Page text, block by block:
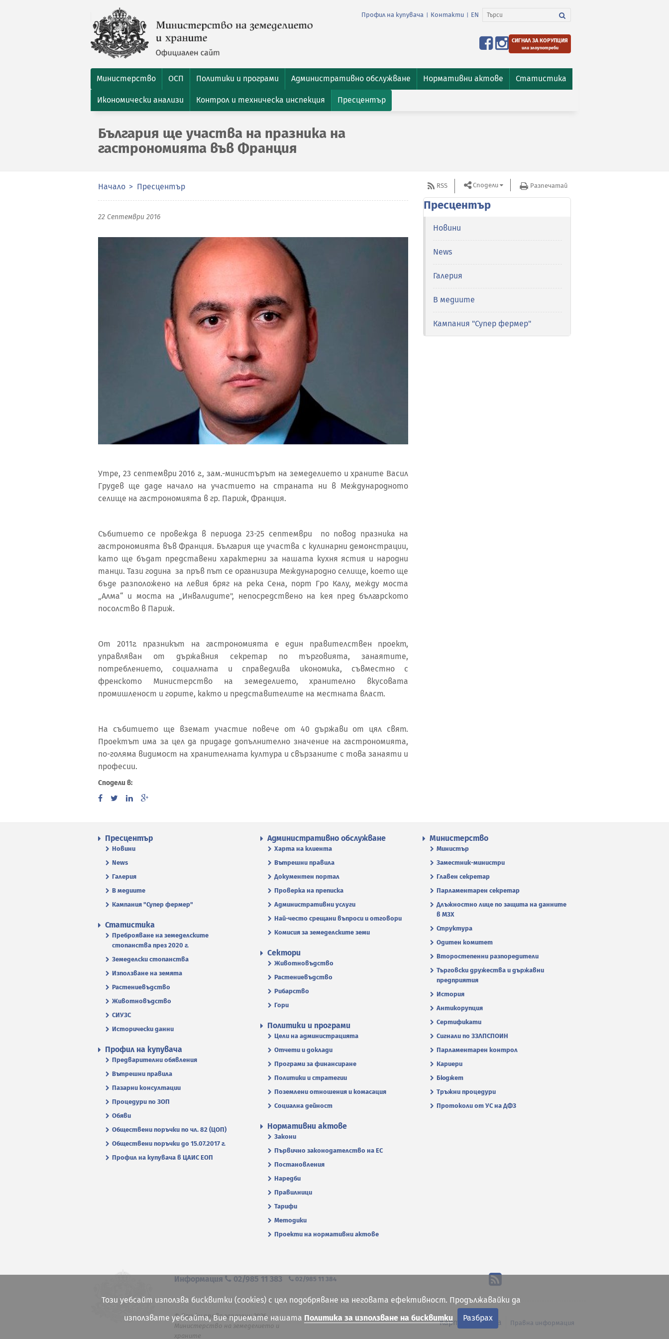
Профил на купувача Контакти EN
СИГНАЛ ЗА КОРУПЦИЯ
или злоупотреби
Министерство ОСП Политики и програми Административно обслужване Нормативни актове Статистика
Икономически анализи Контрол и техническа инспекция Пресцентър
България ще участва на празника на
гастрономията във Франция
Начало Пресцентър
22 Септември 2016
Утре, 23 септември 2016 г., зам.-министърът на земеделието и храните Васил
Грудев ще даде начало на участието на страната ни в Международното
селище на гастрономията в гр. Париж, Франция.
Събитието се провежда в периода 23-25 септември по повод празника на
гастрономията във Франция. България ще участва с кулинарни демонстрации,
като ще бъдат представени характерни за нашата кухня ястия и народни
танци. Тази година за пръв път се организира Международно селище, което ще
бъде разположено на левия бряг на река Сена, порт Гро Калу, между моста
„Алма“ и моста на „Инвалидите", непосредствено на кея пред българското
посолство в Париж.
От 2011г. празникът на гастрономията е един правителствен проект,
управляван от държавния секретар по търговията, занаятите,
потреблението, социалната и справедлива икономика, съвместно с
френското Министерство на земеделието, хранително вкусовата
промишленост и горите, както и представителите на местната власт.
На събитието ще вземат участие повече от 40 държави от цял свят.
Проектът има за цел да придаде допълнително значение на гастрономията,
по-голяма видимост на хранителната култура и свързаните с това занаяти и
професии.
Сподели в:
RSS Сподели Разпечатай
Пресцентър
Новини
News
Галерия
В медиите
Кампания "Супер фермер"
Пресцентър
Новини
News
Галерия
В медиите
Кампания "Супер фермер"
Административно обслужване
Харта на клиента
Вътрешни правила
Документен портал
Проверка на преписка
Административни услуги
Най-често срещани въпроси и отговори
Комисия за земеделските земи
Министерство
Министър
Заместник-министри
Главен секретар
Парламентарен секретар
Длъжностно лице по защита на данните
в МЗХ
Структура
Одитен комитет
Второстепенни разпоредители
Търговски дружества и държавни
предприятия
История
Антикорупция
Сертификати
Сигнали по ЗЗЛПСПОИН
Парламентарен контрол
Кариери
Бюджет
Тръжни процедури
Протоколи от УС на ДФЗ
Статистика
Преброяване на земеделските
стопанства през 2020 г.
Земеделски стопанства
Използване на земята
Растениевъдство
Животновъдство
СИУЗС
Исторически данни
Сектори
Животновъдство
Растениевъдство
Рибарство
Гори
Политики и програми
Цели на администрацията
Отчети и доклади
Програми за финансиране
Политики и стратегии
Поземлени отношения и комасация
Социална дейност
Профил на купувача
Предварителни обявления
Вътрешни правила
Пазарни консултации
Процедури по ЗОП
Обяви
Обществени поръчки по чл. 82 (ЦОП)
Обществени поръчки до 15.07.2017 г.
Профил на купувача в ЦАИС ЕОП
Нормативни актове
Закони
Първично законодателство на ЕС
Постановления
Наредби
Правилници
Тарифи
Методики
Проекти на нормативни актове
Информация 02/985 11 383 02/985 11 384
© Всички права запазени 2026
Министерство на земеделието и
храните
Карта на сайта Правна информация
Този уебсайт използва бисквитки (cookies) с цел подобряване на неговата ефективност. Продължавайки да
използвате уебсайта, Вие приемате нашата Политика за използване на бисквитки Разбрах